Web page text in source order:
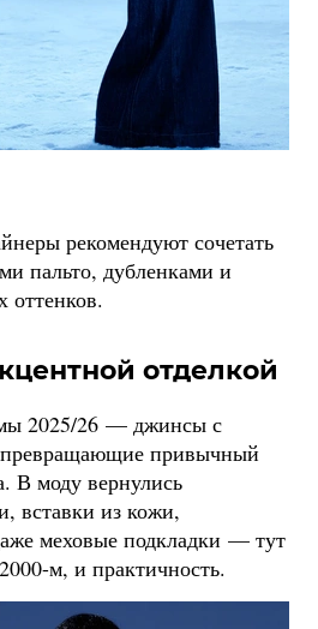
рекомендуют сочетать
пальто, дубленками и
оттенков.
отделкой
2025/26 — джинсы с
превращающие привычный
В моду вернулись
вставки из кожи,
меховые подкладки — тут
м, и практичность.